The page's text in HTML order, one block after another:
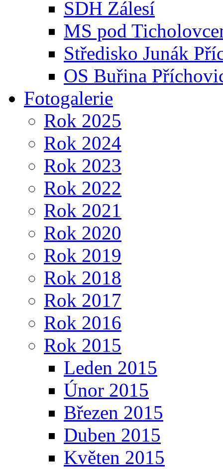
SDH Zálesí
MS pod
Středisko Junák
OS Buřina
Fotogalerie
Rok 2025
Rok 2024
Rok 2023
Rok 2022
Rok 2021
Rok 2020
Rok 2019
Rok 2018
Rok 2017
Rok 2016
Rok 2015
Leden 2015
Únor 2015
Březen 2015
Duben 2015
Květen 2015